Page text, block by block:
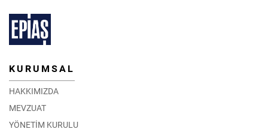
KURUMSAL
HAKKIMIZDA
MEVZUAT
YÖNETİM KURULU